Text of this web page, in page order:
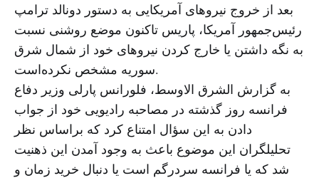
بعد از خروج نیروهای آمریکایی به دستور دونالد ترامپ
رئیس‌جمهور آمریکا، پاریس تاکنون موضع روشنی نسبت
به نگه داشتن یا خارج کردن نیروهای خود از شمال شرق
سوریه مشخص نکرده‌است.
به گزارش الشرق الاوسط، فلورانس پارلی وزیر دفاع
فرانسه روز گذشته در مصاحبه رادیویی خود از جواب
دادن به این سؤال امتناع کرد که براساس نظر
تحلیلگران این موضوع باعث به وجود آمدن این ذهنیت
شد که یا فرانسه سردرگم است یا دنبال خرید زمان و